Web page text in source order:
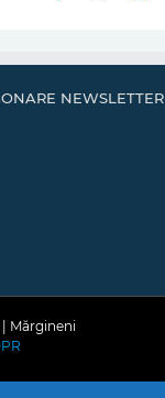
NEWSLETTER
Mărgineni